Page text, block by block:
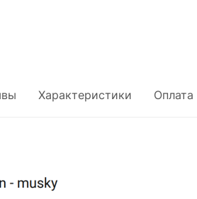
Характеристики Оплата